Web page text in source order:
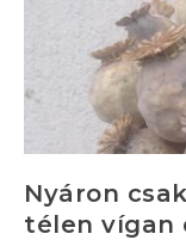
Nyáron
télen vígan